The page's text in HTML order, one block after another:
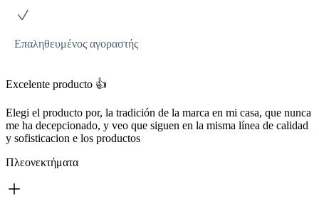
Επαληθευμένος αγοραστής
Excelente producto 👍
Elegi el producto por, la tradición de la marca en mi casa, que nunca
me ha decepcionado, y veo que siguen en la misma línea de calidad
y sofisticacion e los productos
Πλεονεκτήματα